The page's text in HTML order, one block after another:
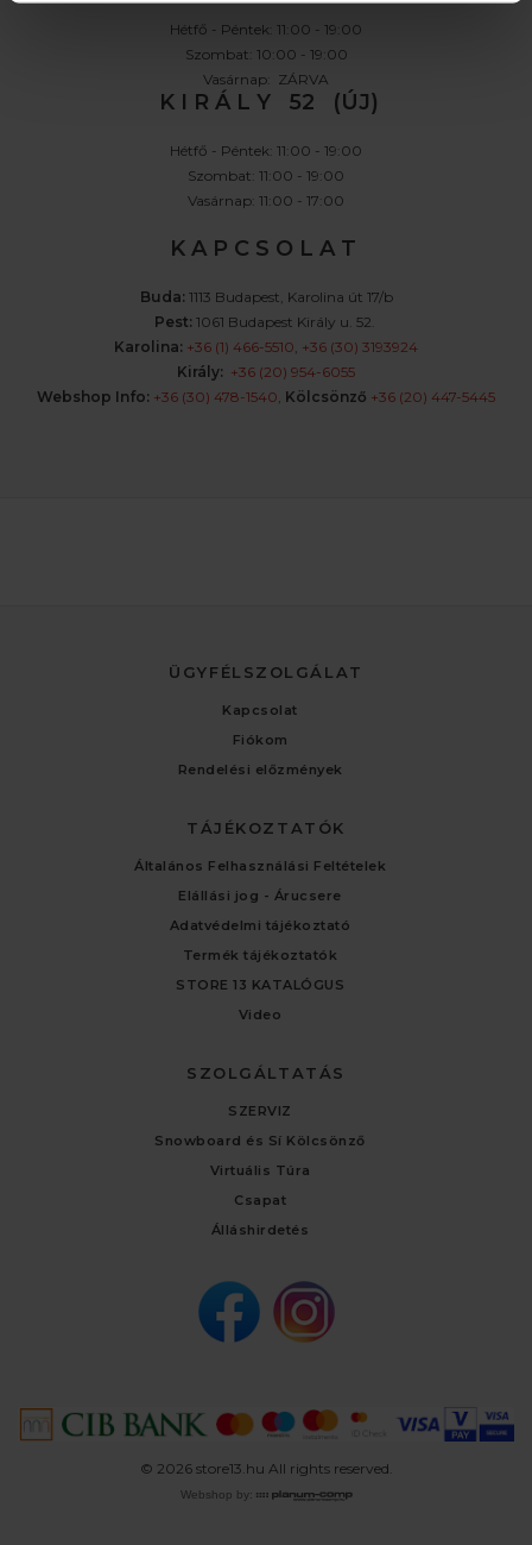
Hétfő - Péntek: 11:00 - 19:00
Szombat: 10:00 - 19:00
Vasárnap: ZÁRVA
K I R Á L Y 52 (ÚJ)
Hétfő - Péntek: 11:00 - 19:00
Szombat: 11:00 - 19:00
Vasárnap: 11:00 - 17:00
K A P C S O L A T
Buda: 1113 Budapest, Karolina út 17/b
Pest: 1061 Budapest Király u. 52.
Karolina: +36 (1) 466-5510, +36 (30) 3193924
Király: +36 (20) 954-6055
Webshop Info: +36 (30) 478-1540, Kölcsönző +36 (20) 447-5445
ÜGYFÉLSZOLGÁLAT
Kapcsolat
Fiókom
Rendelési előzmények
TÁJÉKOZTATÓK
Általános Felhasználási Feltételek
Elállási jog - Árucsere
Adatvédelmi tájékoztató
Termék tájékoztatók
STORE 13 KATALÓGUS
Video
SZOLGÁLTATÁS
SZERVIZ
Snowboard és Sí Kölcsönző
Virtuális Túra
Csapat
Álláshirdetés
© 2026 store13.hu All rights reserved.
Webshop by: